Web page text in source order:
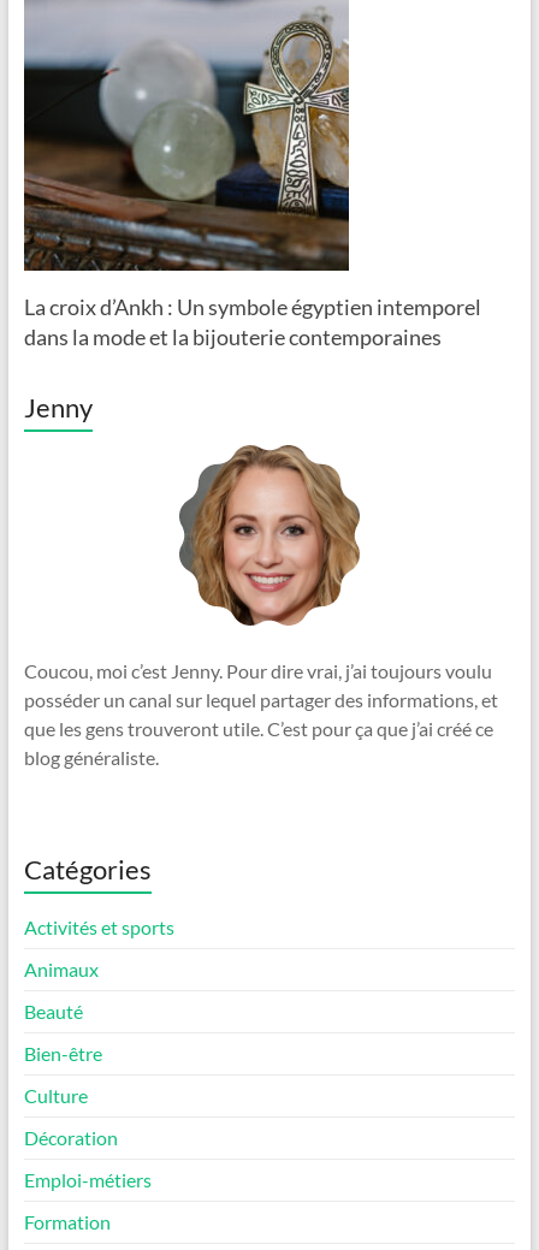
La croix d’Ankh : Un symbole égyptien intemporel
dans la mode et la bijouterie contemporaines
Jenny
Coucou, moi c’est Jenny. Pour dire vrai, j’ai toujours voulu
posséder un canal sur lequel partager des informations, et
que les gens trouveront utile. C’est pour ça que j’ai créé ce
blog généraliste.
Catégories
Activités et sports
Animaux
Beauté
Bien-être
Culture
Décoration
Emploi-métiers
Formation